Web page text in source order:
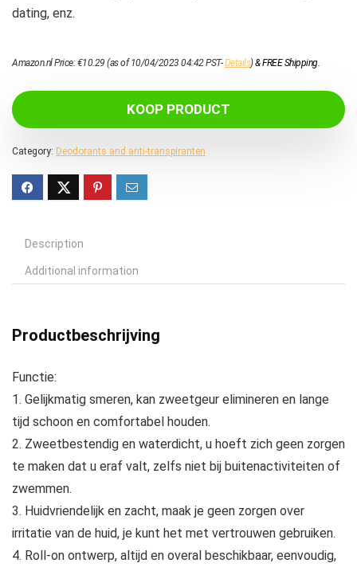
dating, enz.
Amazon.nl Price:€10.29 (as of 10/04/2023 04:42 PST-Details)&FREE Shipping.
KOOP PRODUCT
Category: Deodorants and anti-transpiranten
Description
Additional information
Productbeschrijving
Functie:
1. Gelijkmatig smeren, kan zweetgeur elimineren en lange
tijd schoon en comfortabel houden.
2. Zweetbestendig en waterdicht, u hoeft zich geen zorgen
te maken dat u eraf valt, zelfs niet bij buitenactiviteiten of
zwemmen.
3. Huidvriendelijk en zacht, maak je geen zorgen over
irritatie van de huid, je kunt het met vertrouwen gebruiken.
4. Roll-on ontwerp, altijd en overal beschikbaar, eenvoudig,